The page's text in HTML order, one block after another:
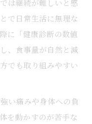
しない習慣化方法
アの始め方
るためのステップ
のポイント
に取り入れる方法
善の組み合わせ
は継続が難しいと感
で日常生活に無理な
に「健康診断の数値
、食事量が自然と減
でも取り組みやすい
い痛みや身体への負
を動かすのが苦手な